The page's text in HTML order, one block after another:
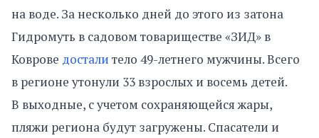
на воде. За несколько дней до этого из затона
Гидромуть в садовом товариществе «ЗИД» в
Коврове достали тело 49-летнего мужчины. Всего
в регионе утонули 33 взрослых и восемь детей.
В выходные, с учетом сохраняющейся жары,
пляжи региона будут загружены. Спасатели и